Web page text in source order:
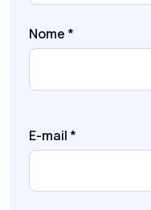
Nome *
E-mail *